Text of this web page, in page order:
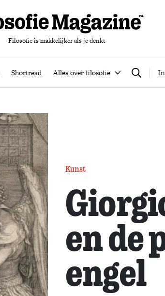
Filosofie is makkelijker als je denkt
Shortread Alles over filosofie Zoeken
Leren Filosoferen Shortread Alles over
Kunst
en de
engel